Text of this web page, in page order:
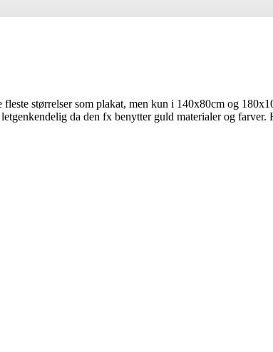
størrelser som plakat, men kun i 140x80cm og
da den fx benytter guld materialer og